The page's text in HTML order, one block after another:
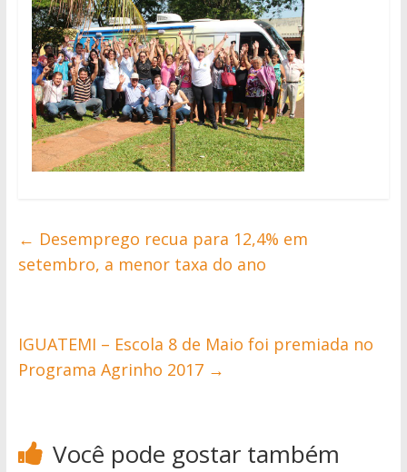
← Desemprego recua para 12,4% em
setembro, a menor taxa do ano
IGUATEMI – Escola 8 de Maio foi premiada no
Programa Agrinho 2017 →
Você pode gostar também